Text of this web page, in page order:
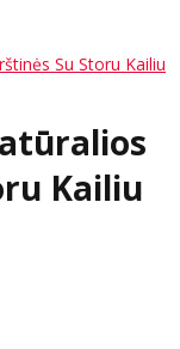
Su Storu Kailiu
Kailiu